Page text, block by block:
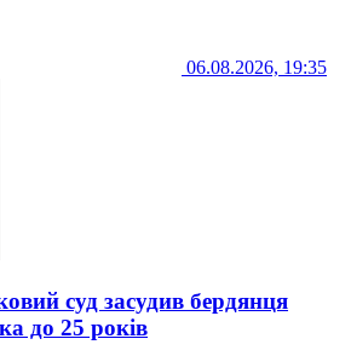
06.08.2026, 19:35
суд засудив бердянця
до 25 років